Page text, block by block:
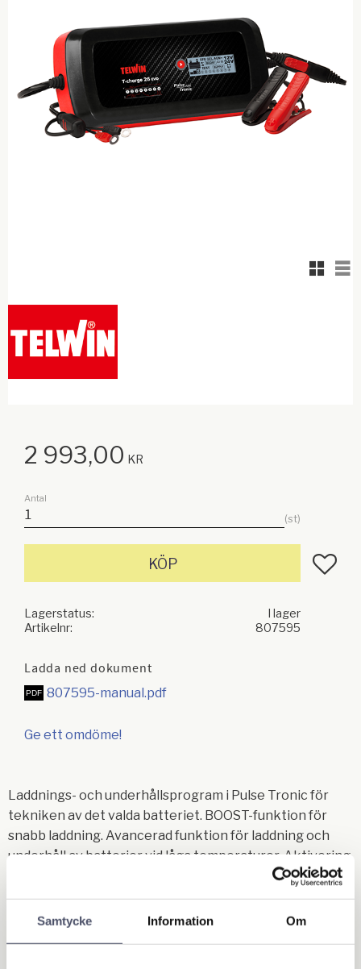
Samtycke Information Om
2 993,00 KR
Antal
st
KÖP Lägg
Lagerstatus
I lager
Artikelnr
807595
Ladda ned dokument
807595-manual.pdf
Ge ett omdöme!
Laddnings- och underhållsprogram i Pulse Tronic för
tekniken av det valda batteriet. BOOST-funktion för
snabb laddning. Avancerad funktion för laddning och
underhåll av batterier vid låga temperaturer. Aktivering
möjliggör återställning av sulfaterade batterier. Testar
fordonets generator och batteri. Kontinuerlig och
pålitlig strömförsörjningskälla under